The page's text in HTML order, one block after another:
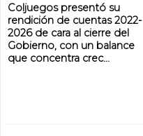
Coljuegos presentó su
rendición de cuentas 2022-
2026 de cara al cierre del
Gobierno, con un balance
que concentra crec...